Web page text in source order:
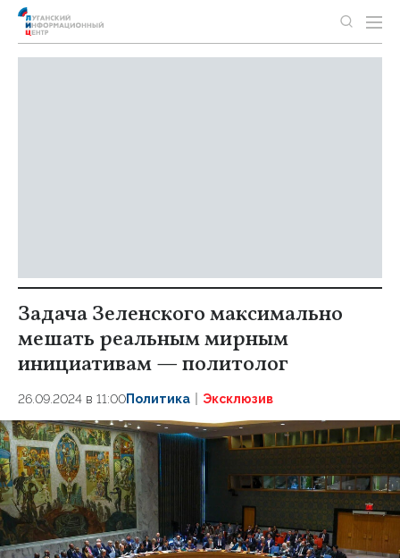
Задача Зеленского максимально
мешать реальным мирным
инициативам — политолог
26.09.2024 в 11:00Политика Эксклюзив